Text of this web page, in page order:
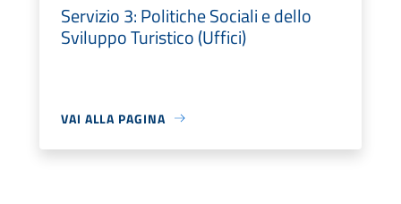
Servizio 3: Politiche Sociali e dello
Sviluppo Turistico (Uffici)
VAI ALLA PAGINA